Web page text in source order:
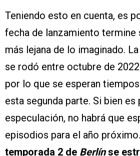
Teniendo esto en cuenta, es
fecha de lanzamiento termine
más lejana de lo imaginado.
se rodó entre octubre de
por lo que se esperan
esta segunda parte. Si bien es
especulación, no habrá que
episodios para el año
temporada 2 de Berlínse